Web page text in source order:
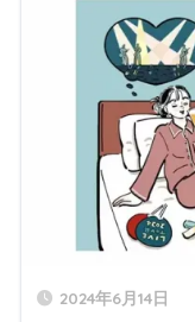
2024年6月14日